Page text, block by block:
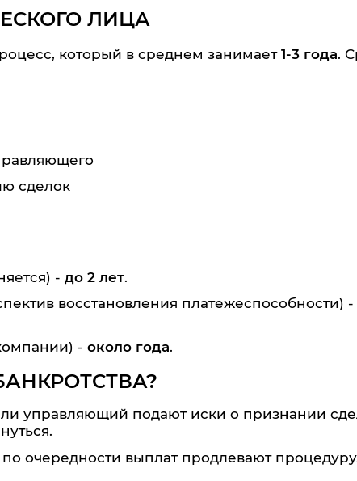
ЛИЦА
который в среднем занимает 1-3 года.
сделок
- до 2 лет.
восстановления платежеспособности) -
- около года.
управляющий подают иски о признании
очередности выплат продлевают